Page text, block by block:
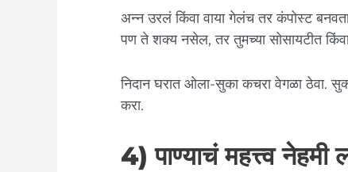
अन्न उरलं किंवा वाया गेलंच तर कंपोस्ट
पण ते शक्य नसेल, तर तुमच्या सोसायटीत किंवा
निदान घरात ओला-सुका कचरा वेगळा ठेवा.
करा.
4) पाण्याचं महत्त्व नेहमी